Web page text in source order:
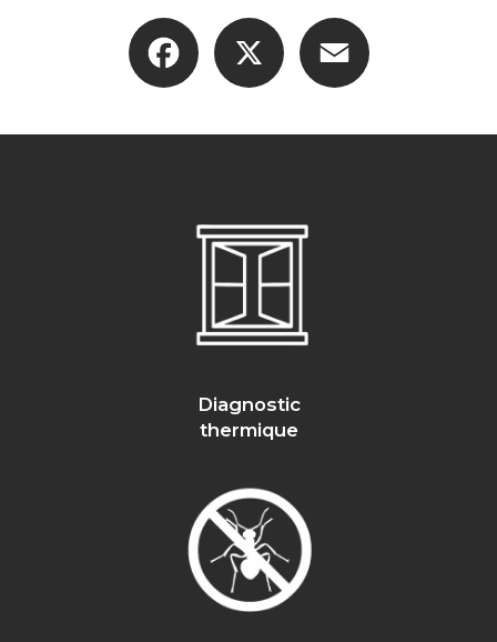
Facebook
Diagnostic
thermique